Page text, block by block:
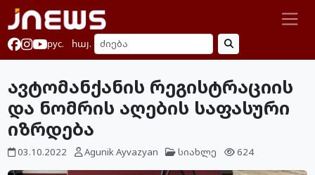
рус. հայ.
ავტომანქანის რეგისტრაციის
და ნომრის აღების საფასური
იზრდება
03.10.2022 Agunik Ayvazyan სიახლე 624